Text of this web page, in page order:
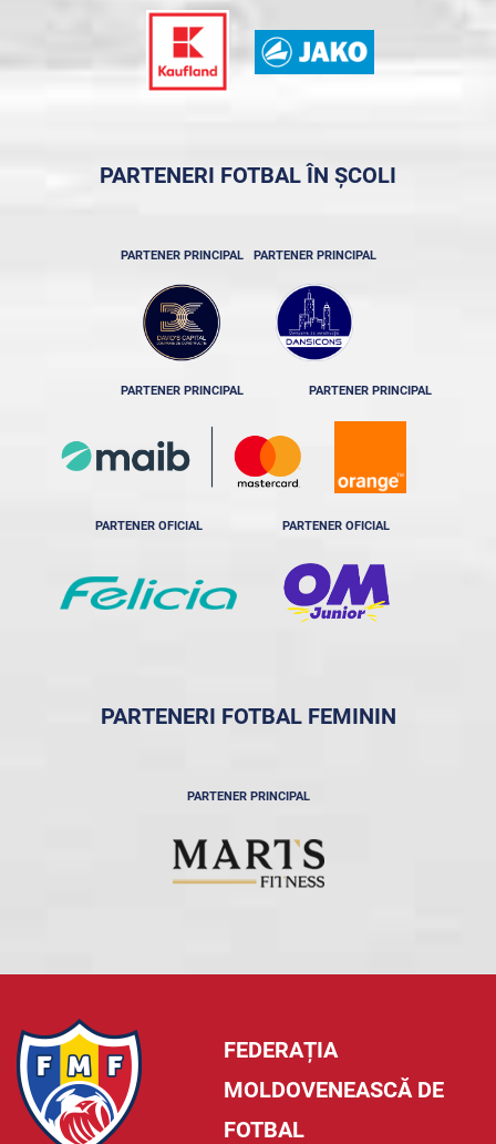
PARTENERI FOTBAL ÎN ȘCOLI
PARTENER PRINCIPAL PARTENER PRINCIPAL
PARTENER PRINCIPAL PARTENER PRINCIPAL
PARTENER OFICIAL PARTENER OFICIAL
PARTENERI FOTBAL FEMININ
PARTENER PRINCIPAL
FEDERAȚIA
MOLDOVENEASCĂ DE
FOTBAL